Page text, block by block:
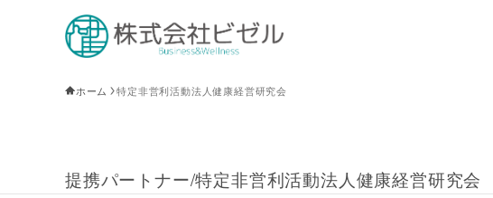
ホーム 特定非営利活動法人健康経営研究会
提携パートナー/特定非営利活動法人健康経営研究会